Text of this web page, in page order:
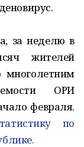
за неделю в
жителей
многолетним
ОРИ
февраля.
по